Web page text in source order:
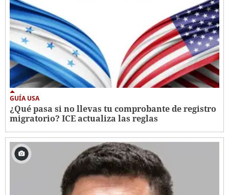
GUÍA USA
¿Qué pasa si no llevas tu comprobante de registro
migratorio? ICE actualiza las reglas